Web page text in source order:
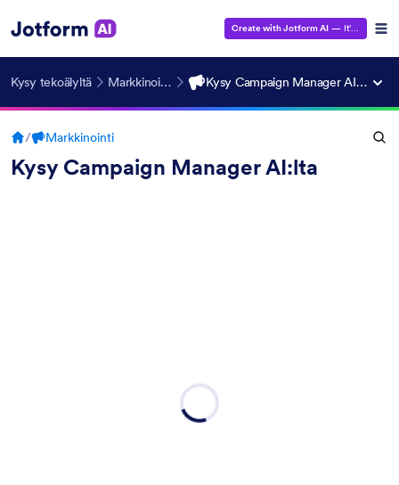
Create with Jotform AI — It's Free!
Kysy tekoälyltä Markkinointi Kysy Campaign Manager AI:lta
/ Markkinointi
Kysy Campaign Manager AI:lta